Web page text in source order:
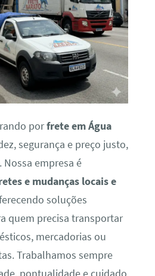
porfrete em Água
segurança e preço justo,
empresa é
e mudanças locais e
soluções
quem precisa transportar
mercadorias ou
Trabalhamos sempre